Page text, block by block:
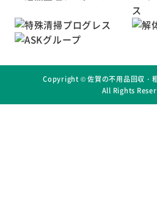
Copyright ©佐賀の不用品回収・
All Rights